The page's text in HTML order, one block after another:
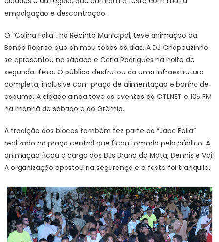
empolgação e descontração.
O “Colina Folia”, no Recinto Municipal, teve animação da
Banda Reprise que animou todos os dias. A DJ Chapeuzinho
se apresentou no sábado e Carla Rodrigues na noite de
segunda-feira. O público desfrutou da uma infraestrutura
completa, inclusive com praça de alimentação e banho de
espuma. A cidade ainda teve os eventos da CTLNET e 105 FM
na manhã de sábado e do Grêmio.
A tradição dos blocos também fez parte do “Jaba Folia”
realizado na praça central que ficou tomada pelo público. A
animação ficou a cargo dos DJs Bruno da Mata, Dennis e Vai.
A organização apostou na segurança e a festa foi tranquila.